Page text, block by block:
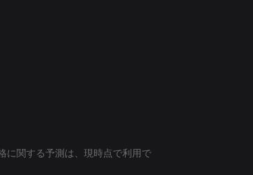
に関する予測は、現時点で利用で